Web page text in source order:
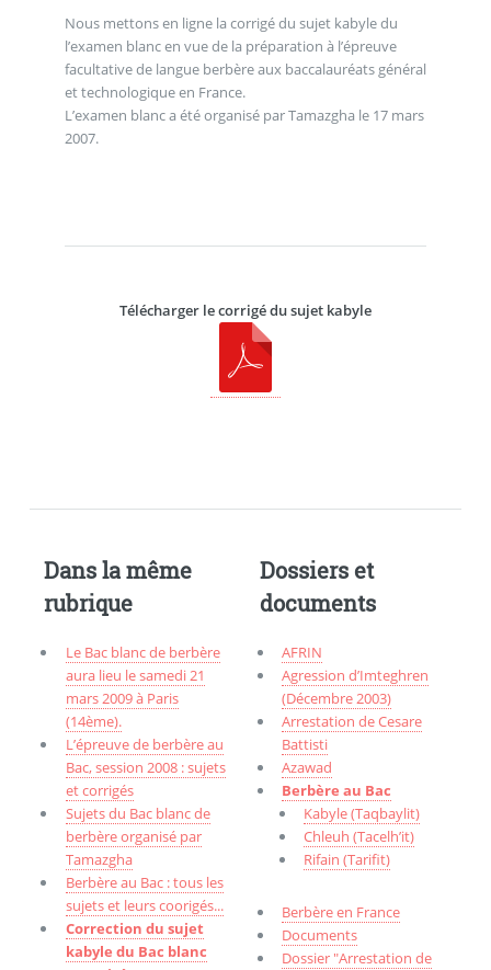
Nous mettons en ligne la corrigé du sujet kabyle du
l’examen blanc en vue de la préparation à l’épreuve
facultative de langue berbère aux baccalauréats général
et technologique en France.
L’examen blanc a été organisé par Tamazgha le 17 mars
2007.
Télécharger le corrigé du sujet kabyle
Dans la même
rubrique
Le Bac blanc de berbère
aura lieu le samedi 21
mars 2009 à Paris
(14ème).
L’épreuve de berbère au
Bac, session 2008 : sujets
et corrigés
Sujets du Bac blanc de
berbère organisé par
Tamazgha
Berbère au Bac : tous les
sujets et leurs coorigés...
Correction du sujet
kabyle du Bac blanc
Dossiers et
documents
AFRIN
Agression d’Imteghren
(Décembre 2003)
Arrestation de Cesare
Battisti
Azawad
Berbère au Bac
Kabyle (Taqbaylit)
Chleuh (Tacelh’it)
Rifain (Tarifit)
Berbère en France
Documents
Dossier "Arrestation de